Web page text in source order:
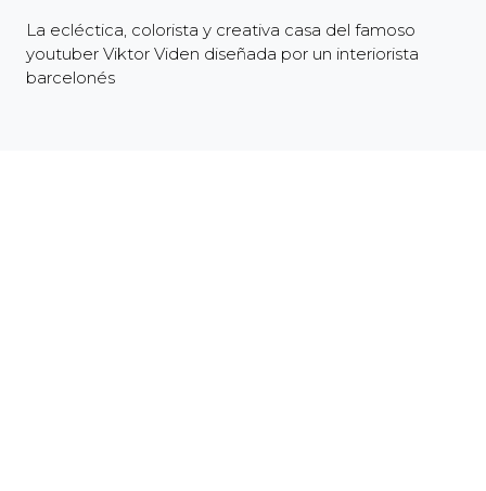
La ecléctica, colorista y creativa casa del famoso
youtuber Viktor Viden diseñada por un interiorista
barcelonés